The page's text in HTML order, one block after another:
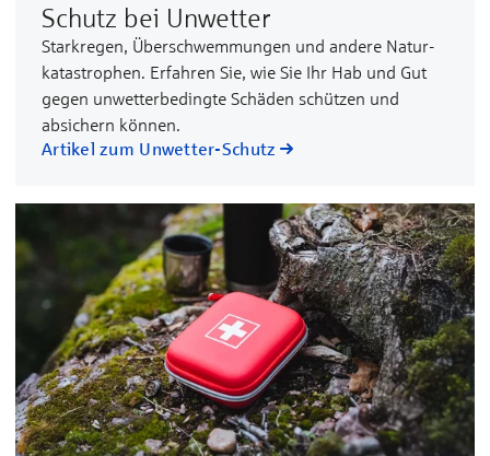
Schutz bei Unwetter
Stark­regen, Über­schwem­mungen und andere Natur­
katastro­phen. Erfahren Sie, wie Sie Ihr Hab und Gut
gegen unwetter­bedingte Schäden schützen und
absichern können.
Artikel zum Unwetter-Schutz